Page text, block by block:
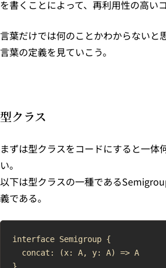
を書くことによって、再利用性の高い
言葉だけでは何のことかわからないと
言葉の定義を見ていこう。
型クラス
まずは型クラスをコードにすると一体
い。
以下は型クラスの一種である
義である。
interface Semigroup {
  concat: (x: A, y: A) => A